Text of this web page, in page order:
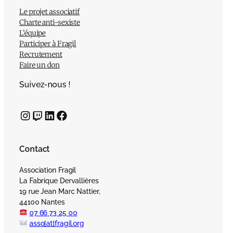
Le projet associatif
Charte anti-sexiste
L’équipe
Participer à Fragil
Recrutement
Faire un don
Suivez-nous !
InstagramTwitch LinkedIn Facebook
Contact
Association Fragil
La Fabrique Dervallières
19 rue Jean Marc Nattier,
44100 Nantes
07 66 73 25 00
asso[at]fragil.org